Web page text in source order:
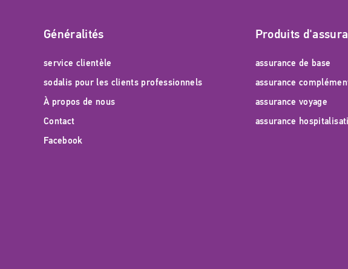
Généralités
service clientèle
sodalis pour les clients professionnels
À propos de nous
Contact
Facebook
Produits
assurance de base
assurance
assurance voyage
assurance